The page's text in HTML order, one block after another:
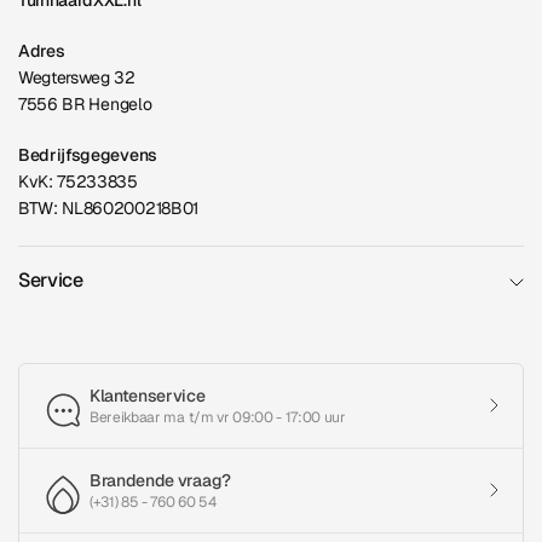
Adres
Wegtersweg 32
7556 BR Hengelo
Bedrijfsgegevens
KvK: 75233835
BTW: NL860200218B01
Service
Klantenservice
Bereikbaar ma t/m vr 09:00 - 17:00 uur
Brandende vraag?
(+31) 85 - 760 60 54